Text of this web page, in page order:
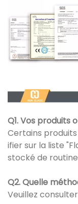
Q1. Vos produits
Certains
ifier sur la liste
stocké de
Q2. Quelle
Veuillez